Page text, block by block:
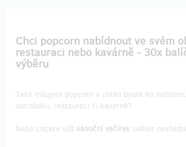
Chci popcorn nabídnout ve svém
restauraci nebo kavárně - 30x
výběru
Také milujete popcorn a chtěli byste ho
obchůdku, restauraci či kavárně?
Nebo chcete váš vánoční večírek udělat